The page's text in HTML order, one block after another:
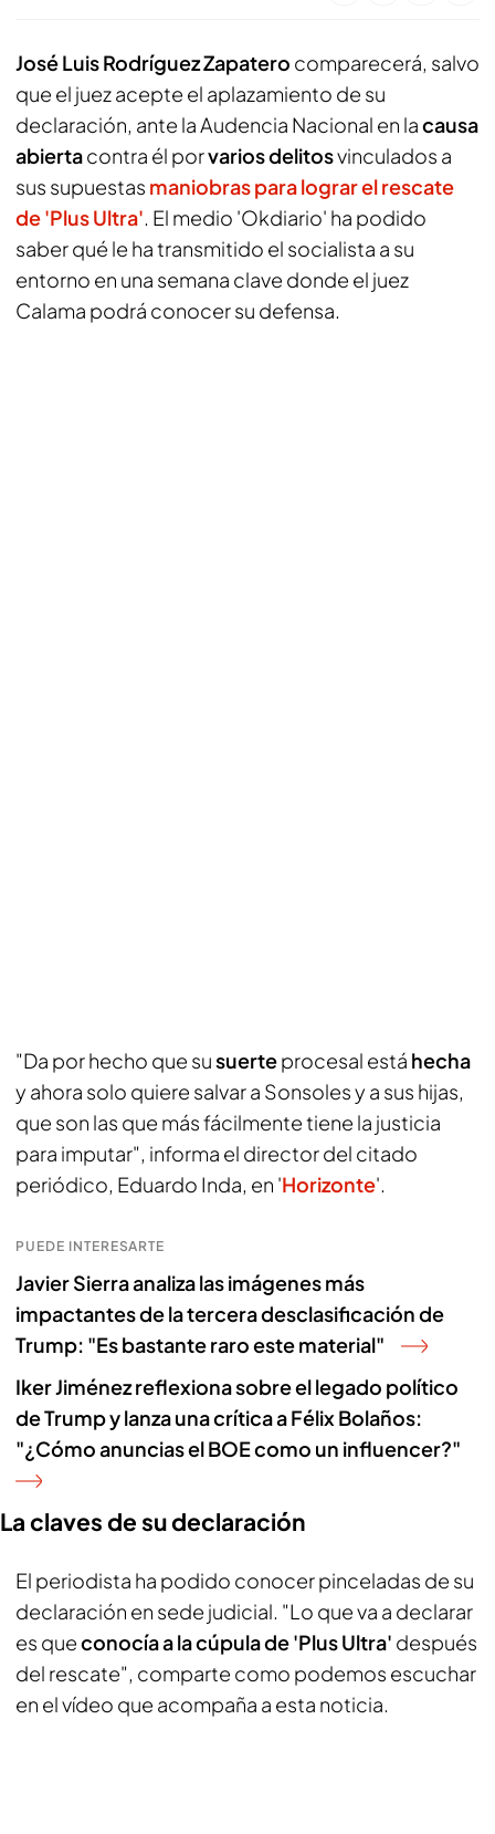
José Luis Rodríguez Zapatero comparecerá, salvo
que el juez acepte el aplazamiento de su
declaración, ante la Audencia Nacional en lacausa
abiertacontra él porvarios delitosvinculados a
sus supuestas maniobras para lograr el rescate
de 'Plus Ultra'. El medio 'Okdiario' ha podido
saber qué le ha transmitido el socialista a su
entorno en una semana clave donde el juez
Calama podrá conocer su defensa.
"Da por hecho que susuerteprocesal está hecha
y ahora solo quiere salvar a Sonsoles y a sus hijas,
que son las que más fácilmente tiene la justicia
para imputar", informa el director del citado
periódico, Eduardo Inda, en 'Horizonte'.
PUEDE INTERESARTE
Javier Sierra analiza las imágenes más
impactantes de la tercera desclasificación de
Trump: "Es bastante raro este material"
Iker Jiménez reflexiona sobre el legado político
de Trump y lanza una crítica a Félix Bolaños:
"¿Cómo anuncias el BOE como un influencer?"
La claves de su declaración
El periodista ha podido conocer pinceladas de su
declaración en sede judicial. "Lo que va a declarar
es queconocía a la cúpula de 'Plus Ultra' después
del rescate", comparte como podemos escuchar
en el vídeo que acompaña a esta noticia.